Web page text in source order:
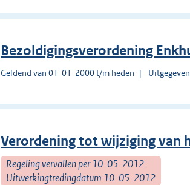
Bezoldigingsverordening
Geldend van 01-01-2000 t/m heden
Verordening tot wijziging van
Regeling vervallen per 10-05-2012
Uitwerkingtredingdatum 10-05-2012